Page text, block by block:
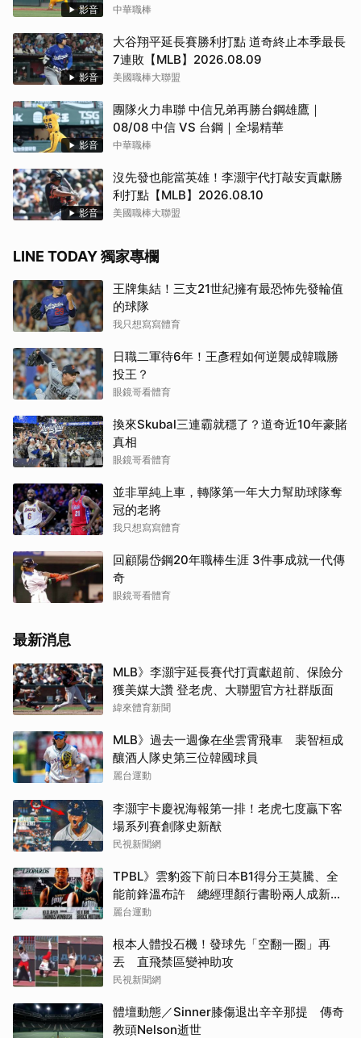
影音
信 VS 台鋼）
中華職棒
影音
大谷翔平延長賽勝利打點 道奇終止本季最長
7連敗【MLB】2026.08.09
美國職棒大聯盟
影音
團隊火力串聯 中信兄弟再勝台鋼雄鷹｜
08/08 中信 VS 台鋼｜全場精華
中華職棒
影音
沒先發也能當英雄！李灝宇代打敲安貢獻勝
利打點【MLB】2026.08.10
美國職棒大聯盟
LINE TODAY 獨家專欄
王牌集結！三支21世紀擁有最恐怖先發輪值
的球隊
我只想寫寫體育
日職二軍待6年！王彥程如何逆襲成韓職勝
投王？
眼鏡哥看體育
換來Skubal三連霸就穩了？道奇近10年豪賭
真相
眼鏡哥看體育
並非單純上車，轉隊第一年大力幫助球隊奪
冠的老將
我只想寫寫體育
回顧陽岱鋼20年職棒生涯 3件事成就一代傳
奇
眼鏡哥看體育
最新消息
MLB》李灝宇延長賽代打貢獻超前、保險分
獲美媒大讚 登老虎、大聯盟官方社群版面
緯來體育新聞
MLB》過去一週像在坐雲霄飛車 裴智桓成
釀酒人隊史第三位韓國球員
麗台運動
李灝宇卡慶祝海報第一排！老虎七度贏下客
場系列賽創隊史新猷
民視新聞網
TPBL》雲豹簽下前日本B1得分王莫騰、全
能前鋒溫布許 總經理顏行書盼兩人成新賽
季奪冠關鍵拼圖
麗台運動
根本人體投石機！發球先「空翻一圈」再
丟 直飛禁區變神助攻
民視新聞網
體壇動態／Sinner膝傷退出辛辛那提 傳奇
教頭Nelson逝世